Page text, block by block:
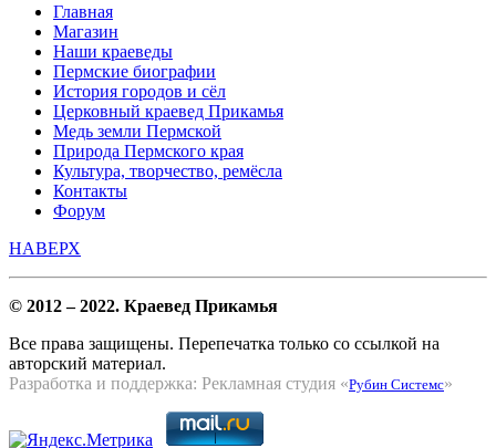
Главная
Магазин
Наши краеведы
Пермские биографии
История городов и сёл
Церковный краевед Прикамья
Медь земли Пермской
Природа Пермского края
Культура, творчество, ремёсла
Контакты
Форум
НАВЕРХ
© 2012 – 2022. Краевед Прикамья
Все права защищены. Перепечатка только со ссылкой на
авторский материал.
Разработка и поддержка: Рекламная студия «Рубин Системс»